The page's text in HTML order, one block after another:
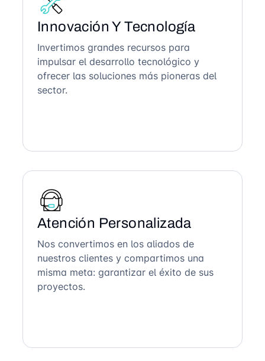
Innovación Y Tecnología
Invertimos grandes recursos para
impulsar el desarrollo tecnológico y
ofrecer las soluciones más pioneras del
sector.
Atención Personalizada
Nos convertimos en los aliados de
nuestros clientes y compartimos una
misma meta: garantizar el éxito de sus
proyectos.